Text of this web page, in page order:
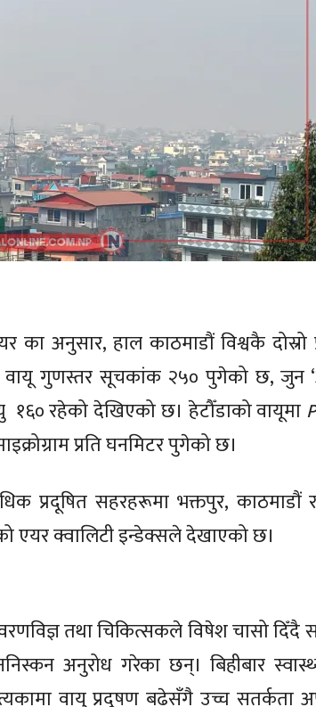
का अनुसार, हाल काठमाडौं विश्वकै दोस्रो
वायू गुणस्तर सूचकांक २५० पुगेको छ, जुन
रहेको देखिएको छ। हेटौँडाको वायूमा
प्रति घनमिटर पुगेको छ।
प्रदूषित सहरहरूमा भक्तपुर, काठमाडौं
एयर क्वालिटी इन्डेक्सले देखाएको छ।
तथा चिकित्सकले विषेश चासो दिँदै
अनुरोध गरेका छन्। बिहीबार
वायु प्रदूषण बढेसँगै उच्च सतर्कता